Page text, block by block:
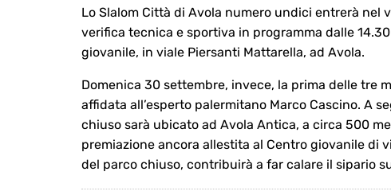
Lo Slalom Città di Avola numero undici entrerà nel
verifica tecnica e sportiva in programma dalle
giovanile, in viale Piersanti Mattarella, ad Avola.
Domenica 30 settembre, invece, la prima delle tre
affidata all’esperto palermitano Marco Cascino. A
chiuso sarà ubicato ad Avola Antica, a circa 500
premiazione ancora allestita al Centro giovanile di
del parco chiuso, contribuirà a far calare il sipario